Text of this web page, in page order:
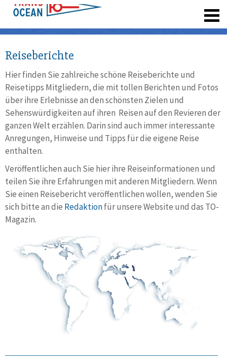
Reiseberichte
Hier finden Sie zahlreiche schöne Reiseberichte und
Reisetipps Mitgliedern, die mit tollen Berichten und Fotos
über ihre Erlebnisse an den schönsten Zielen und
Sehenswürdigkeiten auf ihren Reisen auf den Revieren der
ganzen Welt erzählen. Darin sind auch immer interessante
Anregungen, Hinweise und Tipps für die eigene Reise
enthalten.
Veröffentlichen auch Sie hier ihre Reiseinformationen und
teilen Sie ihre Erfahrungen mit anderen Mitgliedern. Wenn
Sie einen Reisebericht veröffentlichen wollen, wenden Sie
sich bitte an die Redaktionfür unsere Website und das TO-
Magazin.